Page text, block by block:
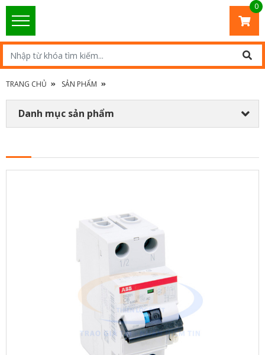
0
TRANG CHỦ SẢN PHẨM
Danh mục sản phẩm